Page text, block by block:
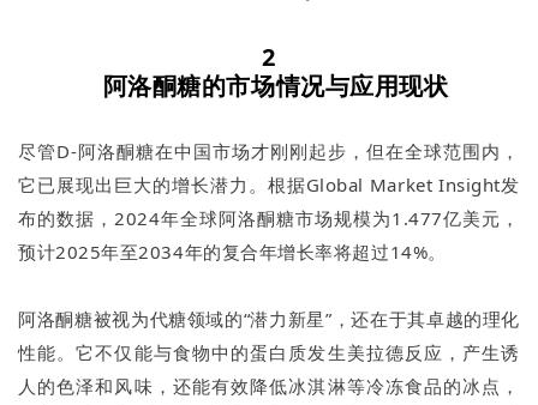
2
阿洛酮糖的市场情况与应用现状
尽管D-阿洛酮糖在中国市场才刚刚起步，但在全球范围内，
它已展现出巨大的增长潜力。根据Global Market Insight发
布的数据，2024年全球阿洛酮糖市场规模为1.477亿美元，
预计2025年至2034年的复合年增长率将超过14%。
阿洛酮糖被视为代糖领域的“潜力新星”，还在于其卓越的理化
性能。它不仅能与食物中的蛋白质发生美拉德反应，产生诱
人的色泽和风味，还能有效降低冰淇淋等冷冻食品的冰点，